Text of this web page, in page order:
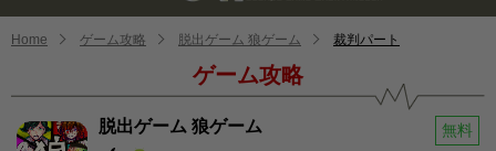
Home ゲーム攻略 脱出ゲーム 狼ゲーム 裁判パート
ゲーム攻略
脱出ゲーム 狼ゲーム 無料